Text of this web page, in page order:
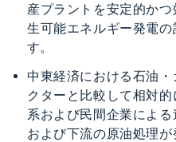
産プラントを安定的か
生可能エネルギー発電
す。
中東経済における石油
クターと比較して相対
系および民間企業によ
および下流の原油処理